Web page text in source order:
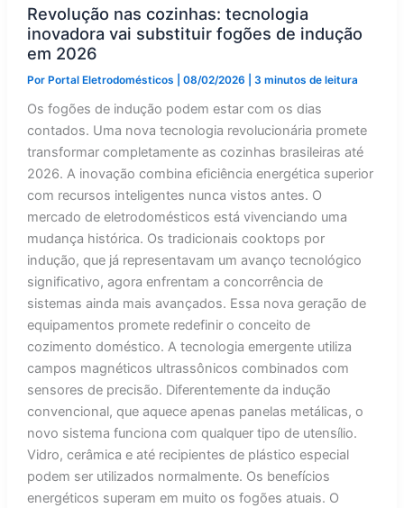
Revolução nas cozinhas: tecnologia
inovadora vai substituir fogões de indução
em 2026
Por Portal Eletrodomésticos 08/02/2026 3 minutos de leitura
Os fogões de indução podem estar com os dias
contados. Uma nova tecnologia revolucionária promete
transformar completamente as cozinhas brasileiras até
2026. A inovação combina eficiência energética superior
com recursos inteligentes nunca vistos antes. O
mercado de eletrodomésticos está vivenciando uma
mudança histórica. Os tradicionais cooktops por
indução, que já representavam um avanço tecnológico
significativo, agora enfrentam a concorrência de
sistemas ainda mais avançados. Essa nova geração de
equipamentos promete redefinir o conceito de
cozimento doméstico. A tecnologia emergente utiliza
campos magnéticos ultrassônicos combinados com
sensores de precisão. Diferentemente da indução
convencional, que aquece apenas panelas metálicas, o
novo sistema funciona com qualquer tipo de utensílio.
Vidro, cerâmica e até recipientes de plástico especial
podem ser utilizados normalmente. Os benefícios
energéticos superam em muito os fogões atuais. O